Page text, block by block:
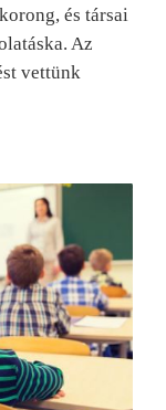
és társai
Az
vettünk